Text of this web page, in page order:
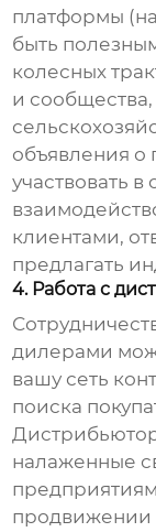
платформы
быть
колесных
и
объявления о
участвовать
клиентами,
предлагать
4. Работа с
дилерами
вашу сеть
поиска
налаженные
продвижении